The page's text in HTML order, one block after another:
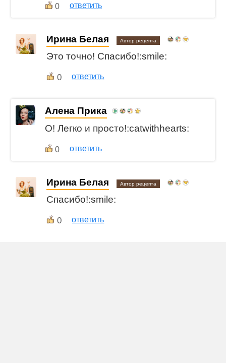
0 ответить
Ирина Белая Автор рецепта
Это точно! Спасибо!:smile:
0 ответить
Алена Прика
О! Легко и просто!:catwithhearts:
0 ответить
Ирина Белая Автор рецепта
Спасибо!:smile:
0 ответить